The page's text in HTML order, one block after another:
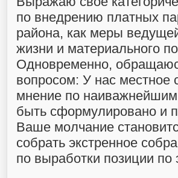
по внедрению платных
района, как меры
жизни и материального
Одновременно,
вопросом: У нас местное
мнение по
быть сформулировано и
Ваше молчание
собрать экстренное
по выработки позиции по